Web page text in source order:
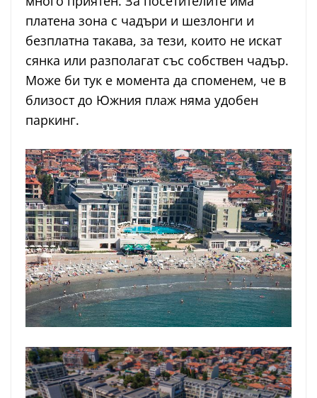
платена зона с чадъри и шезлонги и
безплатна такава, за тези, които не искат
сянка или разполагат със собствен чадър.
Може би тук е момента да споменем, че в
близост до Южния плаж няма удобен
паркинг.